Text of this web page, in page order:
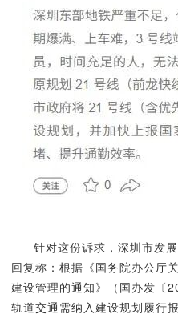
针对这份诉求，深圳市发
回复称：根据《国务院办公厅
建设管理的通知》（国办发〔
轨道交通需纳入建设规划履行